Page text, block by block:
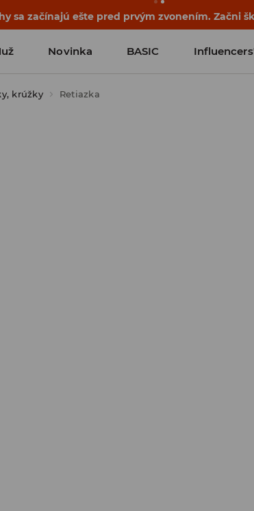
sa začínajú ešte pred prvým zvonením. Začni
Novinka BASIC
krúžky Retiazka